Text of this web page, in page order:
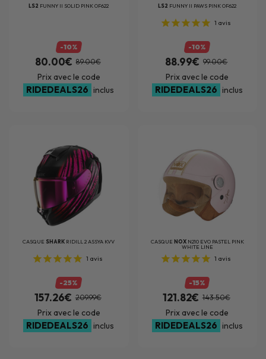
LS2 FUNNY II SOLID PINK OF622
-10%
80.00€ 89.00€
Prix avec le code
RIDEDEALS26 inclus
LS2 FUNNY II PAWS PINK OF622
1 avis
-10%
88.99€ 99.00€
Prix avec le code
RIDEDEALS26 inclus
CASQUE SHARK RIDILL 2 ASSYA KVV
1 avis
-25%
157.26€ 209.99€
Prix avec le code
RIDEDEALS26 inclus
CASQUE NOX N210 EVO PASTEL PINK
WHITE LINE
1 avis
-15%
121.82€ 143.50€
Prix avec le code
RIDEDEALS26 inclus